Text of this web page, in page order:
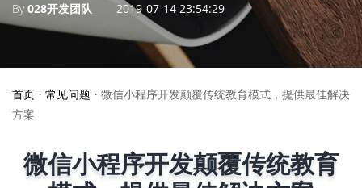
By028开发团队 2019-07-14 23:54:29
首页 • 常见问题 • 微信小程序开发颠覆传统教育模式，提供最佳解决
方案
微信小程序开发颠覆传统教育